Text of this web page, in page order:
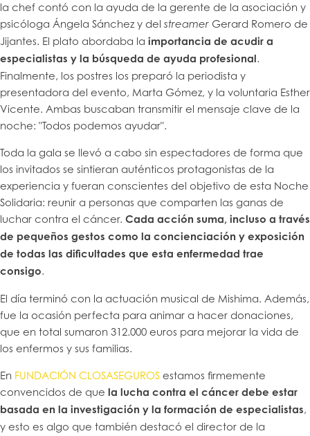
la chef contó con la ayuda de la gerente de la asociación y
psicóloga Ángela Sánchez y del streamer Gerard Romero de
Jijantes. El plato abordaba la importancia de acudir a
especialistas y la búsqueda de ayuda profesional.
Finalmente, los postres los preparó la periodista y
presentadora del evento, Marta Gómez, y la voluntaria Esther
Vicente. Ambas buscaban transmitir el mensaje clave de la
noche: "Todos podemos ayudar".
Toda la gala se llevó a cabo sin espectadores de forma que
los invitados se sintieran auténticos protagonistas de la
experiencia y fueran conscientes del objetivo de esta Noche
Solidaria: reunir a personas que comparten las ganas de
luchar contra el cáncer. Cada acción suma, incluso a través
de pequeños gestos como la concienciación y exposición
de todas las dificultades que esta enfermedad trae
consigo.
El día terminó con la actuación musical de Mishima. Además,
fue la ocasión perfecta para animar a hacer donaciones,
que en total sumaron 312.000 euros para mejorar la vida de
los enfermos y sus familias.
En FUNDACIÓN CLOSASEGUROS estamos firmemente
convencidos de que la lucha contra el cáncer debe estar
basada en la investigación y la formación de especialistas,
y esto es algo que también destacó el director de la